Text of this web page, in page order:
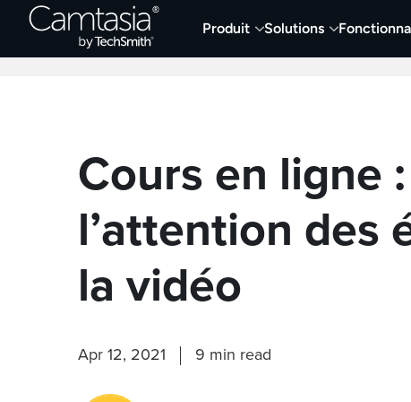
Passer
directement
Produit Solutions
Derniers articles Capture et enregistrement
Cours en ligne
l’attention des
la vidéo
Apr 12, 2021 9 min read